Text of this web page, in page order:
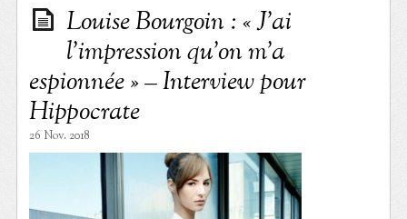
Louise Bourgoin : « J’ai
l’impression qu’on m’a
espionnée » – Interview pour
Hippocrate
26 Nov. 2018